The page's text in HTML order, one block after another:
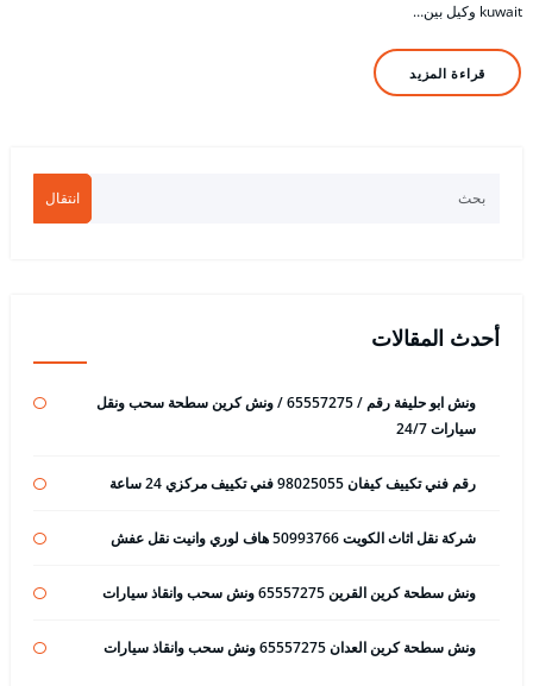
kuwait وكيل بين…
قراءة المزيد
انتقال
أحدث المقالات
ونش ابو حليفة رقم / 65557275 / ونش كرين سطحة سحب ونقل
سيارات 24/7
رقم فني تكييف كيفان 98025055 فني تكييف مركزي 24 ساعة
شركة نقل اثاث الكويت 50993766 هاف لوري وانيت نقل عفش
ونش سطحة كرين القرين 65557275 ونش سحب وانقاذ سيارات
ونش سطحة كرين العدان 65557275 ونش سحب وانقاذ سيارات